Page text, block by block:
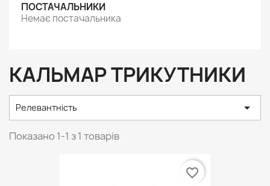
ПОСТАЧАЛЬНИКИ
Немає постачальника
КАЛЬМАР ТРИКУТНИКИ
Релевантність 
Показано 1-1 з 1 товарів
favorite_border